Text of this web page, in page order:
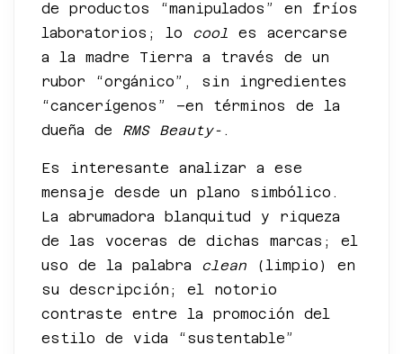
de productos “manipulados” en fríos
laboratorios; lo cool es acercarse
a la madre Tierra a través de un
rubor “orgánico”, sin ingredientes
“cancerígenos” –en términos de la
dueña de RMS Beauty- .
Es interesante analizar a ese
mensaje desde un plano simbólico.
La abrumadora blanquitud y riqueza
de las voceras de dichas marcas; el
uso de la palabra clean
(limpio) en
su descripción; el notorio
contraste entre la promoción del
estilo de vida “sustentable”